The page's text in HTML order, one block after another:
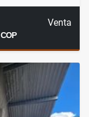
Venta
COP